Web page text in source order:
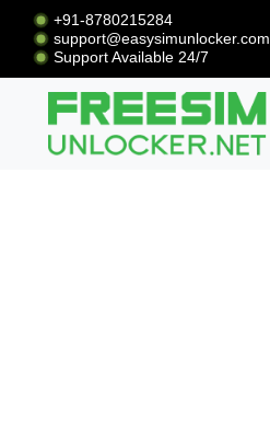
+91-8780215284
support@easysimunlocker.com
Support Available 24/7